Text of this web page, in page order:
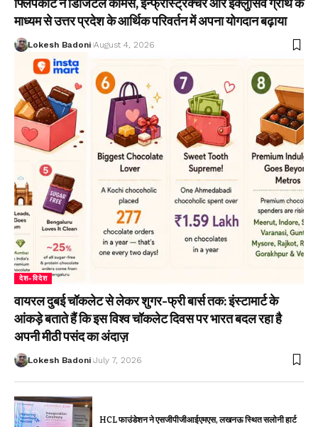
फ्लिपकार्ट ने डिजिटल कॉमर्स, इन्फ्रास्ट्रक्चर और इंक्लुसिव ग्रोथ के
माध्यम से उत्तर प्रदेश के आर्थिक परिवर्तन में अपना योगदान बढ़ाया
Lokesh Badoni August 4, 2026
देश-विदेश
वायरल दुबई चॉकलेट से लेकर शुगर-फ्री बार्स तक: इंस्टामार्ट के
आंकड़े बताते हैं कि इस विश्व चॉकलेट दिवस पर भारत बदल रहा है
अपनी मीठी पसंद का अंदाज़
Lokesh Badoni July 7, 2026
HCL फाउंडेशन ने एसजीपीजीआईएमएस, लखनऊ स्थित सलोनी हार्ट